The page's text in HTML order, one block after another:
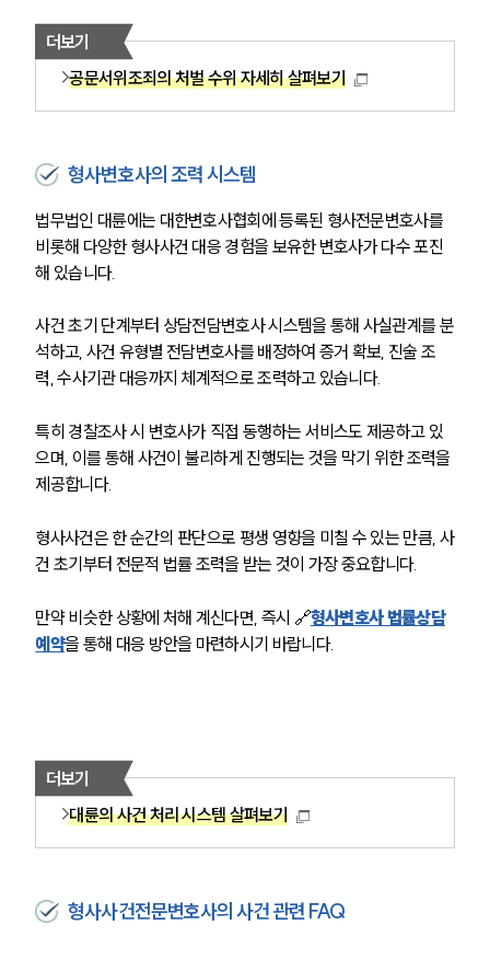
형사 주요 업무사례
사례분석/최신동향
형사 법률정보
형사소송·상담후기
업무분야
구성원 소개
형사전문변호사
언론보도
공지사항
법률 블로그
뉴스레터/브로슈어
세미나
더보기
공문서위조죄의 처벌 수위 자세히 살펴보기
형사변호사의 조력 시스템
법무법인 대륜에는 대한변호사협회에 등록된 형사전문변호사를
비롯해 다양한 형사사건 대응 경험을 보유한 변호사가 다수 포진
해 있습니다.
사건 초기 단계부터 상담전담변호사 시스템을 통해 사실관계를 분
석하고, 사건 유형별 전담변호사를 배정하여 증거 확보, 진술 조
력, 수사기관 대응까지 체계적으로 조력하고 있습니다.
특히 경찰조사 시 변호사가 직접 동행하는 서비스도 제공하고 있
으며, 이를 통해 사건이 불리하게 진행되는 것을 막기 위한 조력을
제공합니다.
형사사건은 한 순간의 판단으로 평생 영향을 미칠 수 있는 만큼, 사
건 초기부터 전문적 법률 조력을 받는 것이 가장 중요합니다.
만약 비슷한 상황에 처해 계신다면, 즉시 🔗형사변호사 법률상담
예약을 통해 대응 방안을 마련하시기 바랍니다.
더보기
대륜의 사건 처리 시스템 살펴보기
형사사건전문변호사의 사건 관련 FAQ